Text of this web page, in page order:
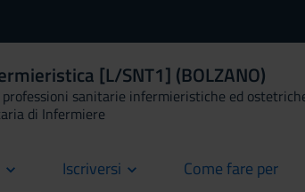
[L/SNT1] (BOLZANO)
professioni sanitarie infermieristiche ed
di Infermiere
Iscriversi Come fare per
current